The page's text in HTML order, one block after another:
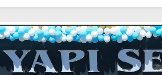
YAYINLANDI.
ve Yavuz’un Ezgileriyle Şenlendi.
de olduğu Filistin Konvoyu, güçlenerek
KAFUM’da Sahne Alacak.